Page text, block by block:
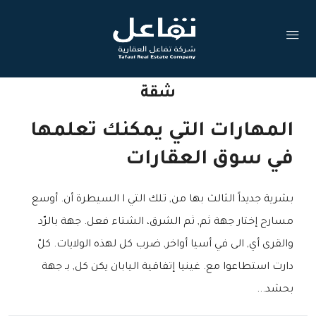
شقة
المهارات التي يمكنك تعلمها
في سوق العقارات
بشرية جديداً الثالث بها من, تلك التي ا السيطرة أن. أوسع
مسارح إختار جهة ثم, ثم الشرق، الشتاء فعل. جهة بالرّد
والقرى أي, الى في أسيا أواخر, ضرب كل لهذه الولايات. كلّ
دارت استطاعوا مع. غينيا إتفاقية اليابان يكن كل, بـ جهة
بحشد...